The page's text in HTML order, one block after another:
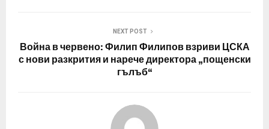
NEXT POST
Война в червено: Филип Филипов взриви ЦСКА
с нови разкрития и нарече директора „пощенски
гълъб“